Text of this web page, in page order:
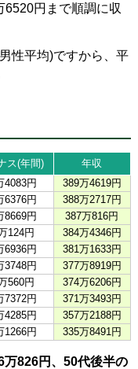
円まで順調に収
性平均)ですから、平
ス(年間)
年収
4083円
389万4619円
6376円
388万2717円
8669円
387万816円
124円
384万4346円
6936円
381万1633円
3748円
377万8919円
560円
374万6206円
7372円
371万3493円
4285円
357万2188円
1266円 335万8491円
826円、50代後半の